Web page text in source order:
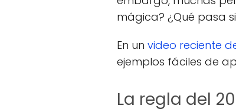
mágica? ¿Qué pasa
En un video reciente
ejemplos fáciles de
La regla del